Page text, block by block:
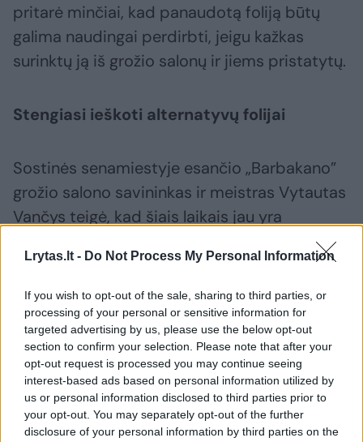
Lrytas.lt - Do Not Process My Personal Information
If you wish to opt-out of the sale, sharing to third parties, or
processing of your personal or sensitive information for
targeted advertising by us, please use the below opt-out
section to confirm your selection. Please note that after your
opt-out request is processed you may continue seeing
interest-based ads based on personal information utilized by
us or personal information disclosed to third parties prior to
your opt-out. You may separately opt-out of the further
disclosure of your personal information by third parties on the
pritarė minčiai, kad panaudotą foliją būtų
galima naudingai perdirbti, jeigu kažkas
surinktų ją iš grožio salonų ir jiems pristatytų.
Stengiasi ieškoti alternatyvų folijai
Sostinės senamiestyje esančio „Barbakano”
grožio salono savininkas ir meistras Vytautas
Vančys teigė, kad šiais laikais jau yra
alternatyvų folijai ir plaukus sruogomis galima
nudažyti be jos. Šiame salone taip pat
naudojami į popierių panašūs lapeliai, tiesa,
jie brangesni ir mažiau patogūs naudoti, nei
įprasti folijos lakštai.
Pasak V. Vančio, ką naudoti plaukams dažyti
– foliją ar alternatyvas – priklauso nuo paties